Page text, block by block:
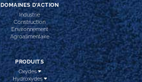
DOMAINES D’ACTION
Industrie
Construction
Environnement
Agroalimentaire
PRODUITS
Oxydes
Hydroxydes